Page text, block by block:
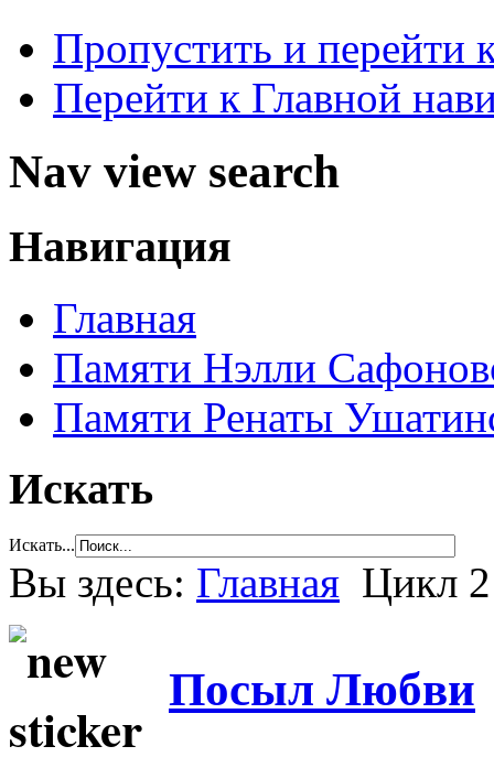
Пропустить и перейти
Перейти к Главной
Nav view search
Навигация
Главная
Памяти Нэлли
Памяти Ренаты
Искать
Искать...
Вы здесь: Главная Цикл 2
Посыл Любви